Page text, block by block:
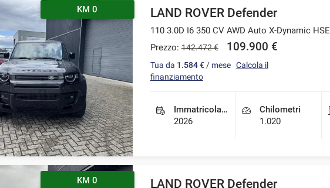
KM 0 LAND ROVER Defender
110 3.0D I6 350 CV AWD Auto X-Dynamic HSE
Prezzo: 142.472 € 109.900 €
Tua da 1.584 €/ mese Calcola il
finanziamento
Immatricolazione
2026
Chilometri
1.020
KM 0 LAND ROVER Defender